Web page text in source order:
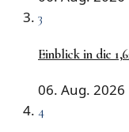
3
Einblick in die
06. Aug. 2026
4